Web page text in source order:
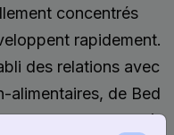
concentrés
rapidement.
des relations avec
alimentaires, de Bed
Big Lots!, et Petco à